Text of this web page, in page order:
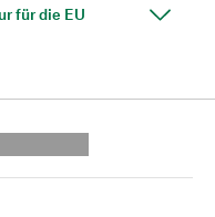
für die EU